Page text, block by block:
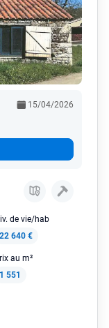
15/04/2026
de vie/hab
22 640 €
au m²
1 551